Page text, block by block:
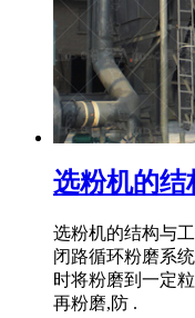
选粉机的结
选粉机的结构与
闭路循环粉磨系
时将粉磨到一定
再粉磨,防 .